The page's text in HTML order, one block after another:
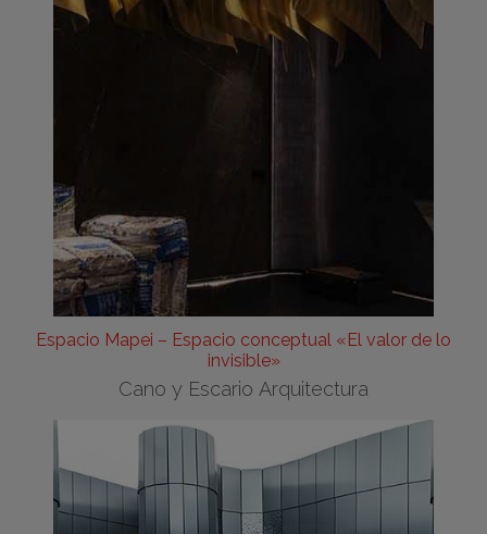
Espacio Mapei – Espacio conceptual «El valor de lo
invisible»
Cano y Escario Arquitectura